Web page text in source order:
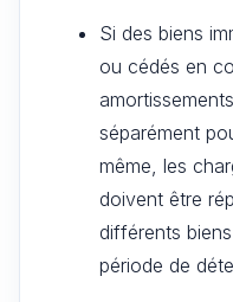
Si des biens
ou cédés en
séparément
même, les
doivent être
différents
période de